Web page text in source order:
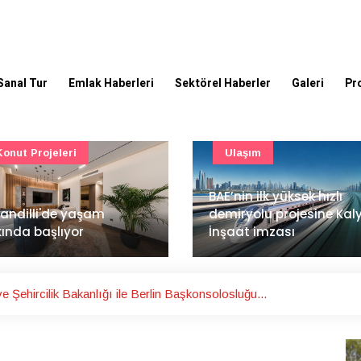
Tur Emlak Haberleri Sektörel Haberler Galeri
ilk yüksek hızlı
projesine Kalyon
imzası
Mimarlık ve mühendislik
projeleri e-PYS ile dijital
ortama taşınacak
Güncel
Şehircilik Bakanlığı ile Berlin Başkonsolosluğu...